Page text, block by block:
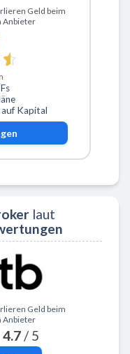
Geld beim
Anbieter
auf Kapital
laut
Geld beim
Anbieter
4.7 / 5